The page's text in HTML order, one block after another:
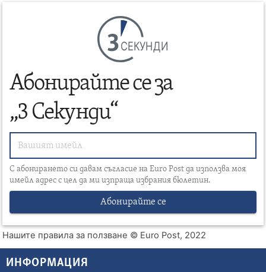
СЕКУНДИ
Абонирайте се за
„3 Секунди“
С абонирането си давам съгласие на Euro Post да използва моя
имейл адрес с цел да ми изпраща избрания бюлетин.
Абонирайте се
Нашите правила за ползване © Euro Post, 2022
ИНФОРМАЦИЯ